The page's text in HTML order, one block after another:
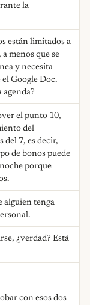
la
están limitados a
menos que se
y necesita
Google Doc.
agenda?
el punto 10,
del
del 7, es decir,
de bonos puede
porque
alguien tenga
¿verdad? Está
con esos dos